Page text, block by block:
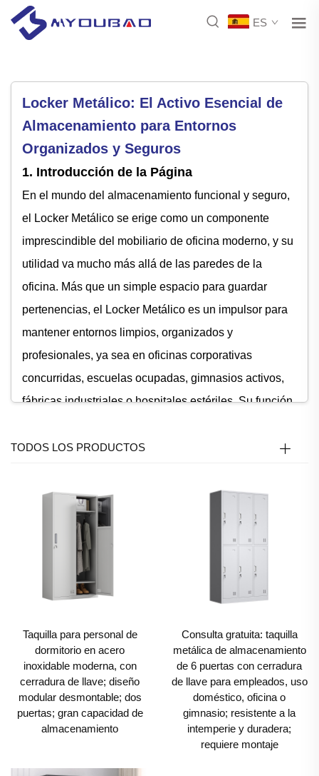
ES
Locker Metálico: El Activo Esencial de
Almacenamiento para Entornos
Organizados y Seguros
1. Introducción de la Página
En el mundo del almacenamiento funcional y seguro,
el Locker Metálico se erige como un componente
imprescindible del mobiliario de oficina moderno, y su
utilidad va mucho más allá de las paredes de la
oficina. Más que un simple espacio para guardar
pertenencias, el Locker Metálico es un impulsor para
mantener entornos limpios, organizados y
profesionales, ya sea en oficinas corporativas
concurridas, escuelas ocupadas, gimnasios activos,
fábricas industriales o hospitales estériles. Su función
proporciona a los empleados un espacio dedicado
portátiles, abrigos o bento, eliminando el desorden de
los puestos de trabajo y fomentando un ambiente
concentrado. Para la seguridad documental, modelos
especializados de Lockers Metálicos con cerraduras
reforzadas protegen archivos sensibles, contratos o
datos confidenciales, garantizando el cumplimiento de
las normas de privacidad en sectores como finanzas o
salud. Incluso en entornos industriales, el Locker
Metálico resulta invaluable, ofreciendo un lugar
seguro donde los trabajadores pueden guardar
herramientas, equipos de protección o efectos
personales lejos de maquinaria pesada o materiales
peligrosos.
TODOS LOS PRODUCTOS
Taquilla para personal de
dormitorio en acero
inoxidable moderna, con
cerradura de llave; diseño
modular desmontable; dos
puertas; gran capacidad de
almacenamiento
Consulta gratuita: taquilla
metálica de almacenamiento
de 6 puertas con cerradura
de llave para empleados, uso
doméstico, oficina o
gimnasio; resistente a la
intemperie y duradera;
requiere montaje